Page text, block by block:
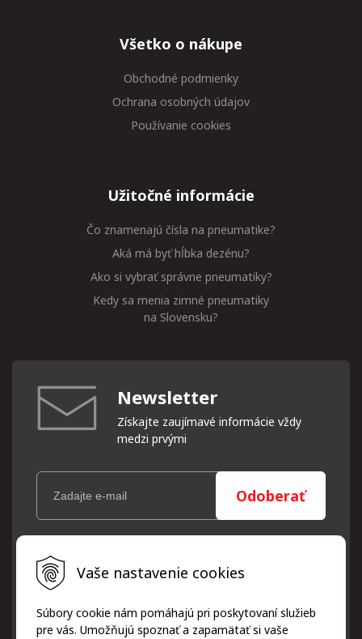
Vaše nastavenie cookies
Súbory cookie nám pomáhajú pri poskytovaní služieb
pre vás. Umožňujú spoznať a zapamätať si vaše
Všetko o nákupe
Obchodné podmienky
Ochrana osobných údajov
Používanie cookies
Užitočné informácie
Čo znamenajú čísla na pneumatike?
Aká má byť hĺbka dezénu?
Ako si vybrať správne pneumatiky?
Kedy sa menia zimné pneumatiky
na Slovensku?
Newsletter
Získajte zaujímavé informácie vždy
medzi prvými
Odoberať
Vaše osobné údaje (email) budeme spracovávať len za týmto
účelom v súlade s platnou legislatívou a zásadami ochrany
osobných údajov. Súhlas potvrdíte kliknutím na odkaz, ktorý
písomne, emailom alebo kliknutím na odkaz z ktoréhokoľvek
informačného emailu.